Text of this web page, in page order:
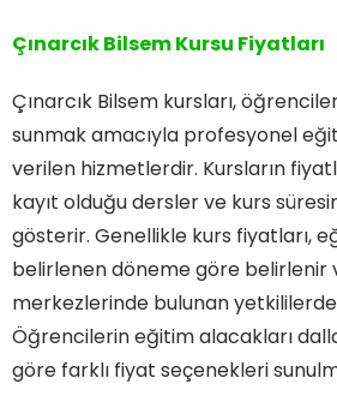
Çınarcık Bilsem Kursu Fiyatları
Çınarcık Bilsem kursları,
sunmak amacıyla profesyonel
verilen hizmetlerdir. Kursların
kayıt olduğu dersler ve kurs
gösterir. Genellikle kurs fiyatları,
belirlenen döneme göre belirlenir
merkezlerinde bulunan
Öğrencilerin eğitim alacakları
göre farklı fiyat seçenekleri